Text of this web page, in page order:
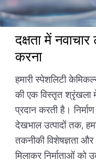
दक्षता में
करना
हमारी स्पेशलिटी
की एक विस्तृत श्रृंखला
प्रदान करती है।
देखभाल उत्पादों तक,
तकनीकी विशेषज्ञता और
मिलाकर निर्माताओं को